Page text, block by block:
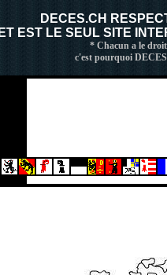
DECES.CH
EST LE SEUL SITE
* Chacun a le
c'est pourquoi